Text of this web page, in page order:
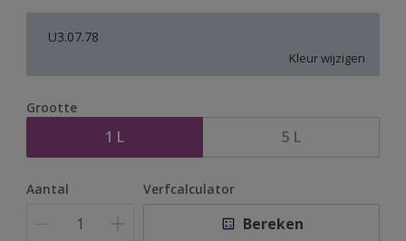
U3.07.78
Kleur wijzigen
Grootte
1 L 5 L
Aantal Verfcalculator
Bereken